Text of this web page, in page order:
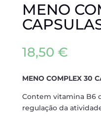
MENO
18,50 €
MENO COMPLEX 30
Contem vitamina B6
regulação da